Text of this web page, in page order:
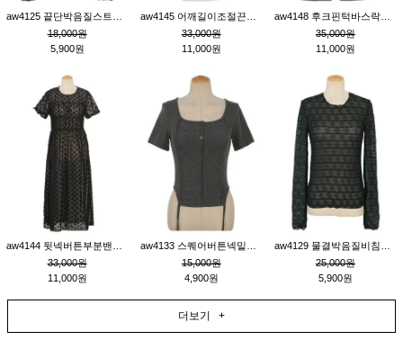
18,000원
5,900원
33,000원
11,000원
35,000원
11,000원
33,000원
11,000원
15,000원
4,900원
25,000원
5,900원
더보기 +